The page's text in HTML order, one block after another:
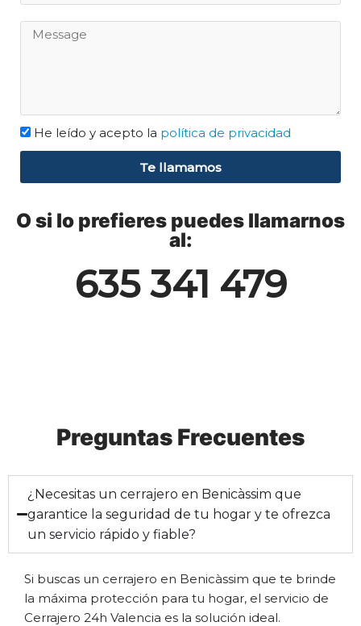
He leído y acepto la política de privacidad
Te llamamos
O si lo prefieres puedes llamarnos
al:
635 341 479
Preguntas Frecuentes
¿Necesitas un cerrajero en Benicàssim que
garantice la seguridad de tu hogar y te ofrezca
un servicio rápido y fiable?
Si buscas un cerrajero en Benicàssim que te brinde
la máxima protección para tu hogar, el servicio de
Cerrajero 24h Valencia es la solución ideal.